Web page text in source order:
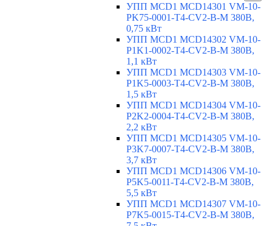
УПП MCD1 MCD14301 VM-10-
PK75-0001-T4-CV2-B-M 380В,
0,75 кВт
УПП MCD1 MCD14302 VM-10-
P1K1-0002-T4-CV2-B-M 380В,
1,1 кВт
УПП MCD1 MCD14303 VM-10-
P1K5-0003-T4-CV2-B-M 380В,
1,5 кВт
УПП MCD1 MCD14304 VM-10-
P2K2-0004-T4-CV2-B-M 380В,
2,2 кВт
УПП MCD1 MCD14305 VM-10-
P3K7-0007-T4-CV2-B-M 380В,
3,7 кВт
УПП MCD1 MCD14306 VM-10-
P5K5-0011-T4-CV2-B-M 380В,
5,5 кВт
УПП MCD1 MCD14307 VM-10-
P7K5-0015-T4-CV2-B-M 380В,